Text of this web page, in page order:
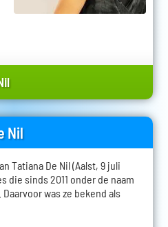
Nil
Tatiana De Nil (Aalst, 9 juli
die sinds 2011 onder de naam
was ze bekend als